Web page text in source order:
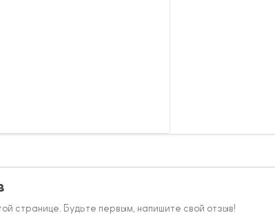
странице. Будьте первым, напишите свой отзыв!